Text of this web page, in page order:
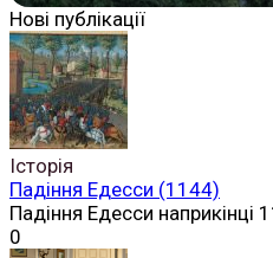
Нові публікації
Історія
Падіння Едесси (1144)
Падіння Едесси наприкінці
0